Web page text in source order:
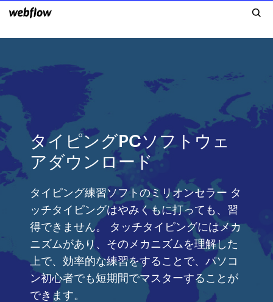
タイピングPCソフトウェ
アダウンロード
タイピング練習ソフトのミリオンセラー タ
ッチタイピングはやみくもに打っても、習
得できません。 タッチタイピングにはメカ
ニズムがあり、そのメカニズムを理解した
上で、効率的な練習をすることで、パソコ
ン初心者でも短期間でマスターすることが
できます。